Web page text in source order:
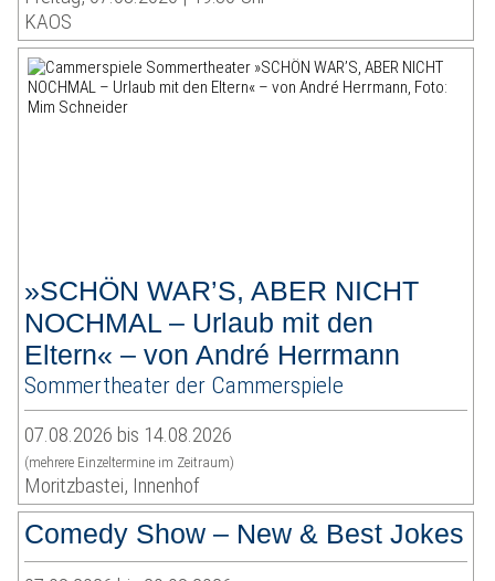
KAOS
»SCHÖN WAR’S, ABER NICHT
NOCHMAL – Urlaub mit den
Eltern« – von André Herrmann
Sommertheater der Cammerspiele
07.08.2026 bis 14.08.2026
(mehrere Einzeltermine im Zeitraum)
Moritzbastei, Innenhof
Comedy Show – New & Best Jokes